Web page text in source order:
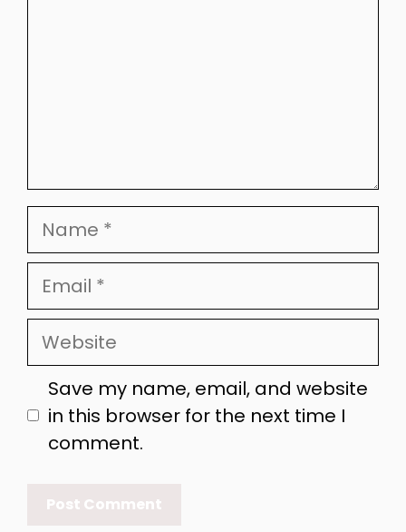
Name
Email
Website
Save my name, email, and website
in this browser for the next time I
comment.